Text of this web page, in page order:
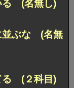
る (名無し)
並ぶな (名無
る (２科目)